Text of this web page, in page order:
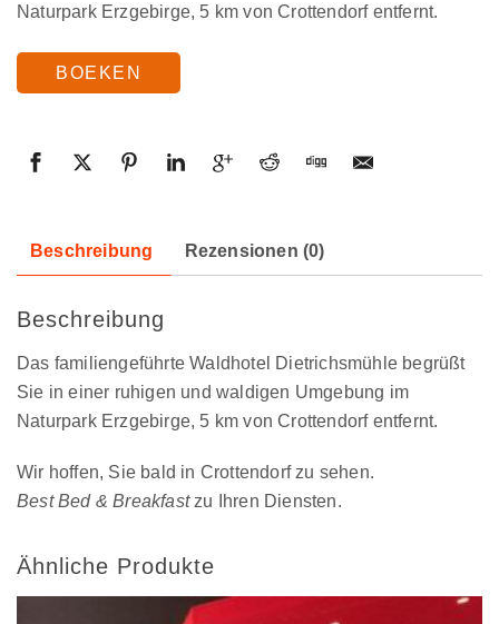
Naturpark Erzgebirge, 5 km von Crottendorf entfernt.
BOEKEN
Beschreibung Rezensionen (0)
Beschreibung
Das familiengeführte Waldhotel Dietrichsmühle begrüßt
Sie in einer ruhigen und waldigen Umgebung im
Naturpark Erzgebirge, 5 km von Crottendorf entfernt.
Wir hoffen, Sie bald in Crottendorf zu sehen.
Best Bed & Breakfastzu Ihren Diensten.
Ähnliche Produkte